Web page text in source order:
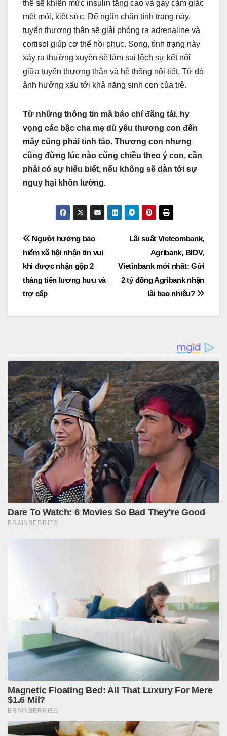
thể sẽ khiến mức insulin tăng cao và gây cảm giác
mệt mỏi, kiệt sức. Để ngăn chặn tình trạng này,
tuyến thượng thận sẽ giải phóng ra adrenaline và
cortisol giúp cơ thể hồi phục. Song, tình trạng này
xảy ra thường xuyên sẽ làm sai lệch sự kết nối
giữa tuyến thượng thận và hệ thống nội tiết. Từ đó
ảnh hưởng xấu tới khả năng sinh con của trẻ.
Từ những thông tin mà báo chí đăng tải, hy
vọng các bậc cha mẹ dù yêu thương con đến
mấy cũng phải tỉnh táo. Thương con nhưng
cũng đừng lúc nào cũng chiều theo ý con, cần
phải có sự hiểu biết, nếu không sẽ dẫn tới sự
nguy hại khôn lường.
Post
navigation
Lãi suất Vietcombank,
Agribank, BIDV,
Vietinbank mới nhất: Gửi
2 tỷ đồng Agribank nhận
lãi bao nhiêu?
Người hưởng bảo
hiểm xã hội nhận tin vui
khi được nhận gộp 2
tháng tiền lương hưu và
trợ cấp